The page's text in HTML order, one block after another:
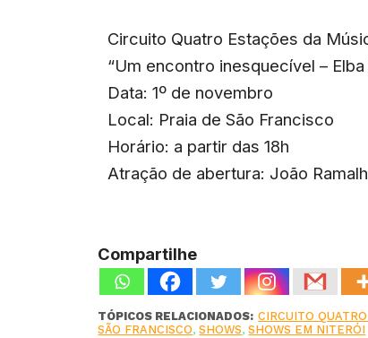
Circuito Quatro Estações da
“Um encontro inesquecível –
Data: 1º de novembro
Local: Praia de São Francisco
Horário: a partir das 18h
Atração de abertura: João
Compartilhe
TÓPICOS RELACIONADOS: CIRCUITO
SÃO FRANCISCO,SHOWS,SHOWS EM NITERÓI